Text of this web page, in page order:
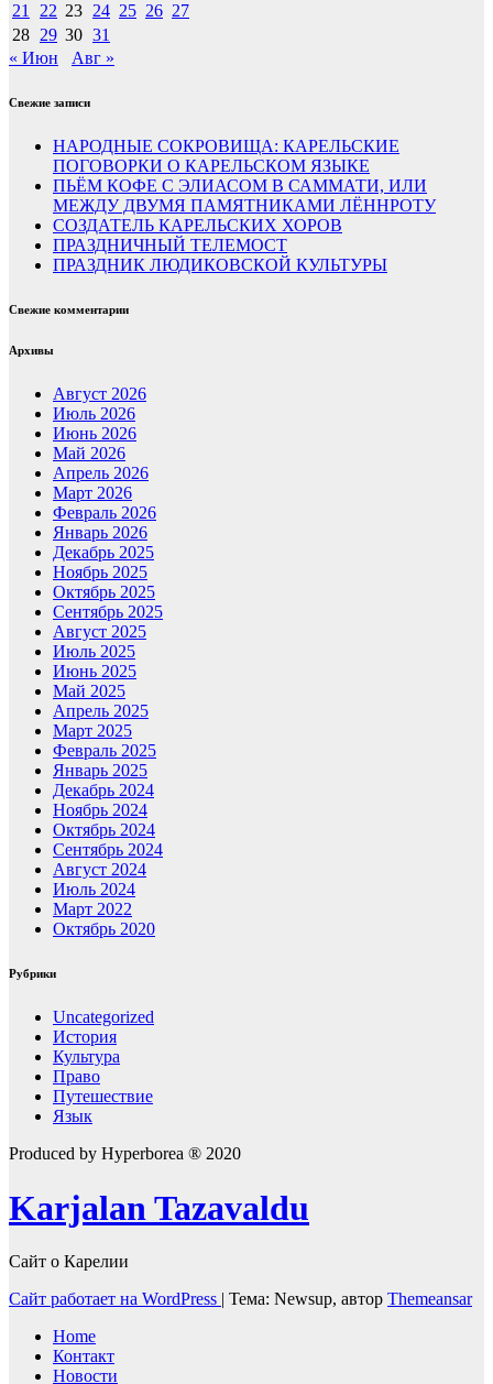
21 22 23 24 25 26 27
28 29 30 31
« Июн
Авг »
Свежие записи
НАРОДНЫЕ СОКРОВИЩА: КАРЕЛЬСКИЕ
ПОГОВОРКИ О КАРЕЛЬСКОМ ЯЗЫКЕ
ПЬЁМ КОФЕ С ЭЛИАСОМ В САММАТИ, ИЛИ
МЕЖДУ ДВУМЯ ПАМЯТНИКАМИ ЛЁННРОТУ
СОЗДАТЕЛЬ КАРЕЛЬСКИХ ХОРОВ
ПРАЗДНИЧНЫЙ ТЕЛЕМОСТ
ПРАЗДНИК ЛЮДИКОВСКОЙ КУЛЬТУРЫ
Свежие комментарии
Архивы
Август 2026
Июль 2026
Июнь 2026
Май 2026
Апрель 2026
Март 2026
Февраль 2026
Январь 2026
Декабрь 2025
Ноябрь 2025
Октябрь 2025
Сентябрь 2025
Август 2025
Июль 2025
Июнь 2025
Май 2025
Апрель 2025
Март 2025
Февраль 2025
Январь 2025
Декабрь 2024
Ноябрь 2024
Октябрь 2024
Сентябрь 2024
Август 2024
Июль 2024
Март 2022
Октябрь 2020
Рубрики
Uncategorized
История
Культура
Право
Путешествие
Язык
Produced by Hyperborea ® 2020
Karjalan Tazavaldu
Сайт о Карелии
Сайт работает на WordPress | Тема: Newsup, автор Themeansar
Home
Контакт
Новости